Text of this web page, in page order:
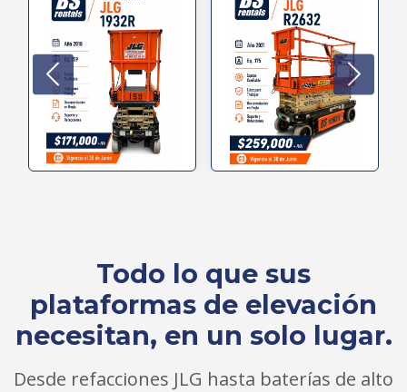
Todo lo que sus
plataformas de elevación
necesitan, en un solo lugar.
Desde refacciones JLG hasta baterías de alto